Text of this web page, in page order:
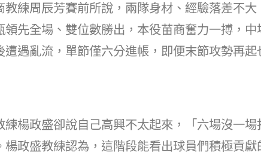
練周辰芳賽前所說，兩隊身材、經驗落差不大
領先全場、雙位數勝出，本役苗商奮力一搏，中
遇亂流，單節僅六分進帳，即便末節攻勢再起
楊政盛卻說自己高興不太起來，「六場沒一場
政盛教練認為，這階段能看出球員們積極貢獻